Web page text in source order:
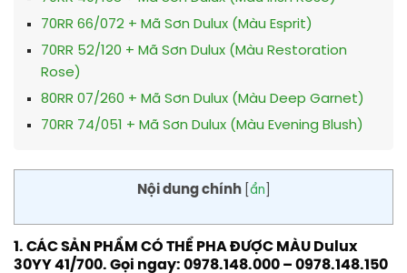
70RR 66/072 + Mã Sơn Dulux (Màu Esprit)
70RR 52/120 + Mã Sơn Dulux (Màu Restoration
Rose)
80RR 07/260 + Mã Sơn Dulux (Màu Deep Garnet)
70RR 74/051 + Mã Sơn Dulux (Màu Evening Blush)
Nội dung chính ẩn
1. CÁC SẢN PHẨM CÓ THỂ PHA ĐƯỢC MÀU Dulux
30YY 41/700. Gọi ngay: 0978.148.000 – 0978.148.150